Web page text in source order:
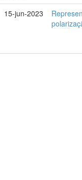
15-jun-2023